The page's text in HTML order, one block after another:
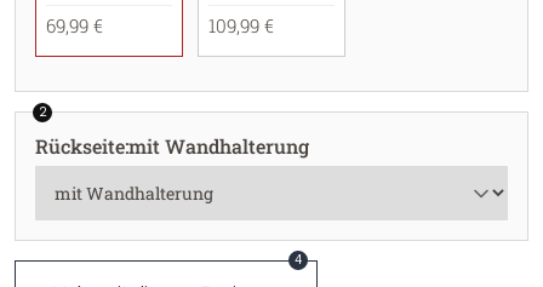
69,99 € 109,99 €
2
Rückseite:mit Wandhalterung
4